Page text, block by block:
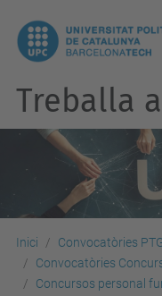
Treballa
Inici
Convocatòries
Convocatòries
Concursos personal